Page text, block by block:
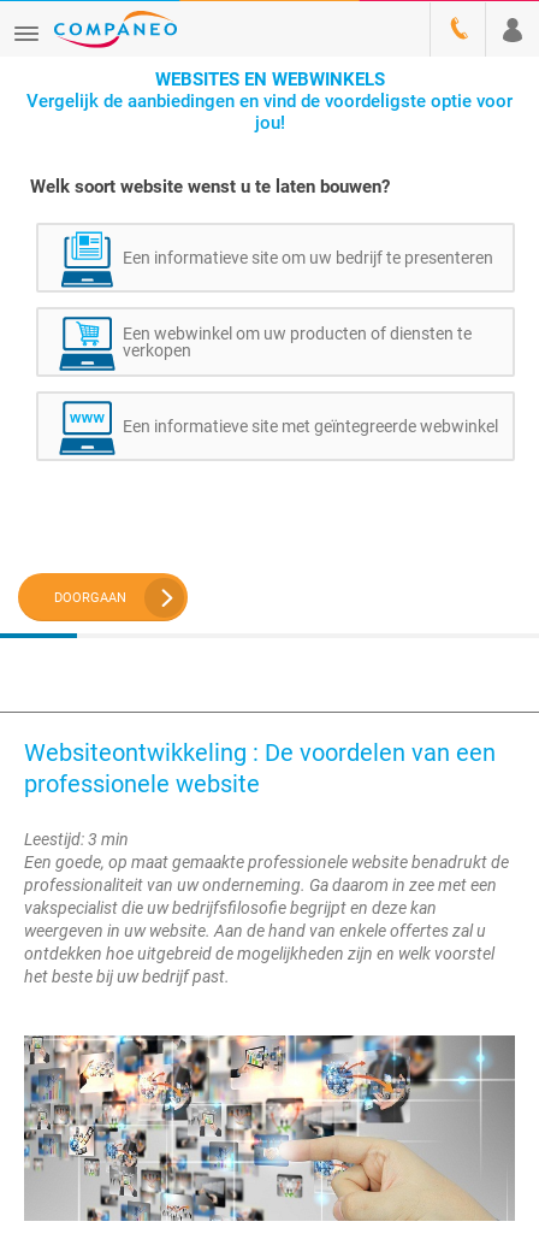
WEBSITES EN WEBWINKELS
Vergelijk de aanbiedingen en vind de voordeligste optie voor
jou!
Welk soort website wenst u te laten bouwen?
Een informatieve site om uw bedrijf te presenteren
Een webwinkel om uw producten of diensten te
verkopen
Een informatieve site met geïntegreerde webwinkel
DOORGAAN
Websiteontwikkeling : De voordelen van een
professionele website
Leestijd: 3 min
Een goede, op maat gemaakte professionele website benadrukt de
professionaliteit van uw onderneming. Ga daarom in zee met een
vakspecialist die uw bedrijfsfilosofie begrijpt en deze kan
weergeven in uw website. Aan de hand van enkele offertes zal u
ontdekken hoe uitgebreid de mogelijkheden zijn en welk voorstel
het beste bij uw bedrijf past.